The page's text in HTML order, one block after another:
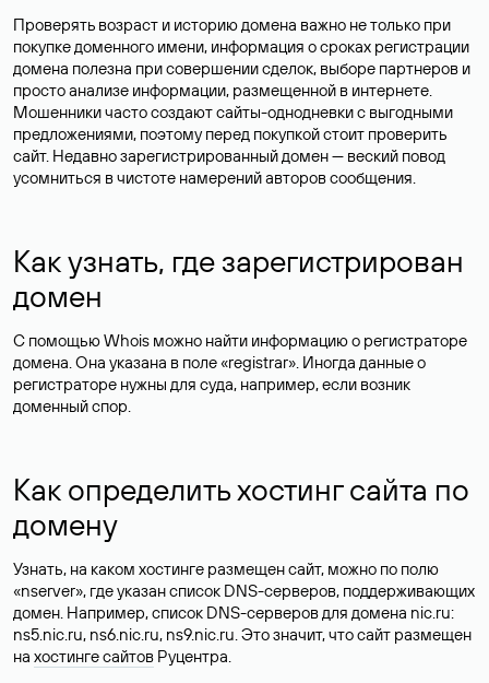
Проверять возраст и историю домена важно не только при
покупке доменного имени, информация о сроках регистрации
домена полезна при совершении сделок, выборе партнеров и
просто анализе информации, размещенной в интернете.
Мошенники часто создают сайты-однодневки с выгодными
предложениями, поэтому перед покупкой стоит проверить
сайт. Недавно зарегистрированный домен — веский повод
усомниться в чистоте намерений авторов сообщения.
Как узнать, где зарегистрирован
домен
С помощью Whois можно найти информацию о регистраторе
домена. Она указана в поле «registrar». Иногда данные о
регистраторе нужны для суда, например, если возник
доменный спор.
Как определить хостинг сайта по
домену
Узнать, на каком хостинге размещен сайт, можно по полю
«nserver», где указан список DNS-серверов, поддерживающих
домен. Например, список DNS-серверов для домена nic.ru:
ns5.nic.ru, ns6.nic.ru, ns9.nic.ru. Это значит, что сайт размещен
на хостинге сайтов Руцентра.